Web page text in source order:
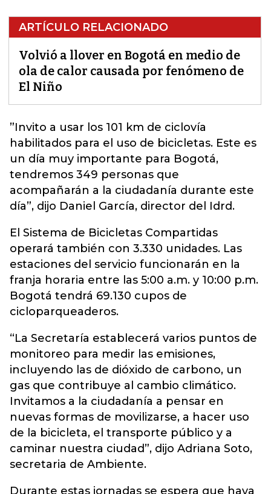
ARTÍCULO RELACIONADO
Volvió a llover en Bogotá en medio de
ola de calor causada por fenómeno de
El Niño
”Invito a usar los 101 km de ciclovía
habilitados para el uso de bicicletas. Este es
un día muy importante para Bogotá,
tendremos 349 personas que
acompañarán a la ciudadanía durante este
día”, dijo Daniel García, director del Idrd.
El Sistema de Bicicletas Compartidas
operará también con 3.330 unidades. Las
estaciones del servicio funcionarán en la
franja horaria entre las 5:00 a.m. y 10:00 p.m.
Bogotá tendrá 69.130 cupos de
cicloparqueaderos.
“La Secretaría establecerá varios puntos de
monitoreo para medir las emisiones,
incluyendo las de dióxido de carbono, un
gas que contribuye al cambio climático.
Invitamos a la ciudadanía a pensar en
nuevas formas de movilizarse, a hacer uso
de la bicicleta, el transporte público y a
caminar nuestra ciudad”, dijo Adriana Soto,
secretaria de Ambiente.
Durante estas jornadas se espera que haya